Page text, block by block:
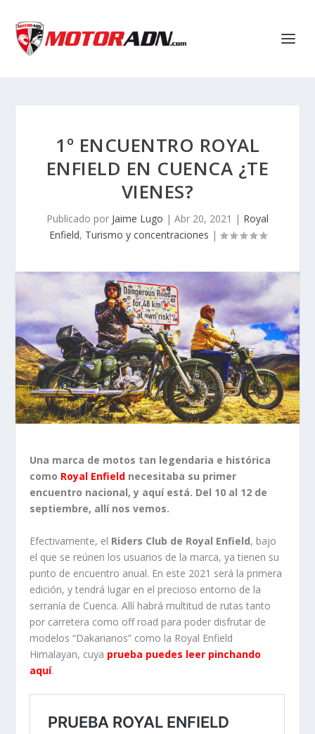
1º ENCUENTRO ROYAL
ENFIELD EN CUENCA ¿TE
VIENES?
Publicado por Jaime Lugo | Abr 20, 2021 | Royal
Enfield, Turismo y concentraciones |
Una marca de motos tan legendaria e histórica
como Royal Enfield necesitaba su primer
encuentro nacional, y aquí está. Del 10 al 12 de
septiembre, allí nos vemos.
Efectivamente, el Riders Club de Royal Enfield, bajo
el que se reúnen los usuarios de la marca, ya tienen su
punto de encuentro anual. En este 2021 será la primera
edición, y tendrá lugar en el precioso entorno de la
serranía de Cuenca. Allí habrá multitud de rutas tanto
por carretera como off road para poder disfrutar de
modelos “Dakarianos” como la Royal Enfield
Himalayan, cuya prueba puedes leer pinchando
aquí.